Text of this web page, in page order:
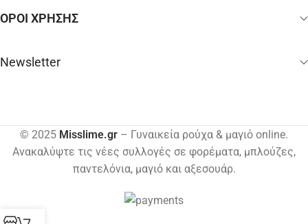
ΟΡΟΙ ΧΡΗΣΗΣ
Newsletter
© 2025 Misslime.gr – Γυναικεία ρούχα & μαγιό online.
Ανακαλύψτε τις νέες συλλογές σε φορέματα, μπλούζες,
παντελόνια, μαγιό και αξεσουάρ.